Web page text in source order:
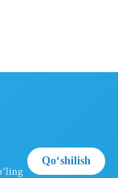
Qoʻshilish